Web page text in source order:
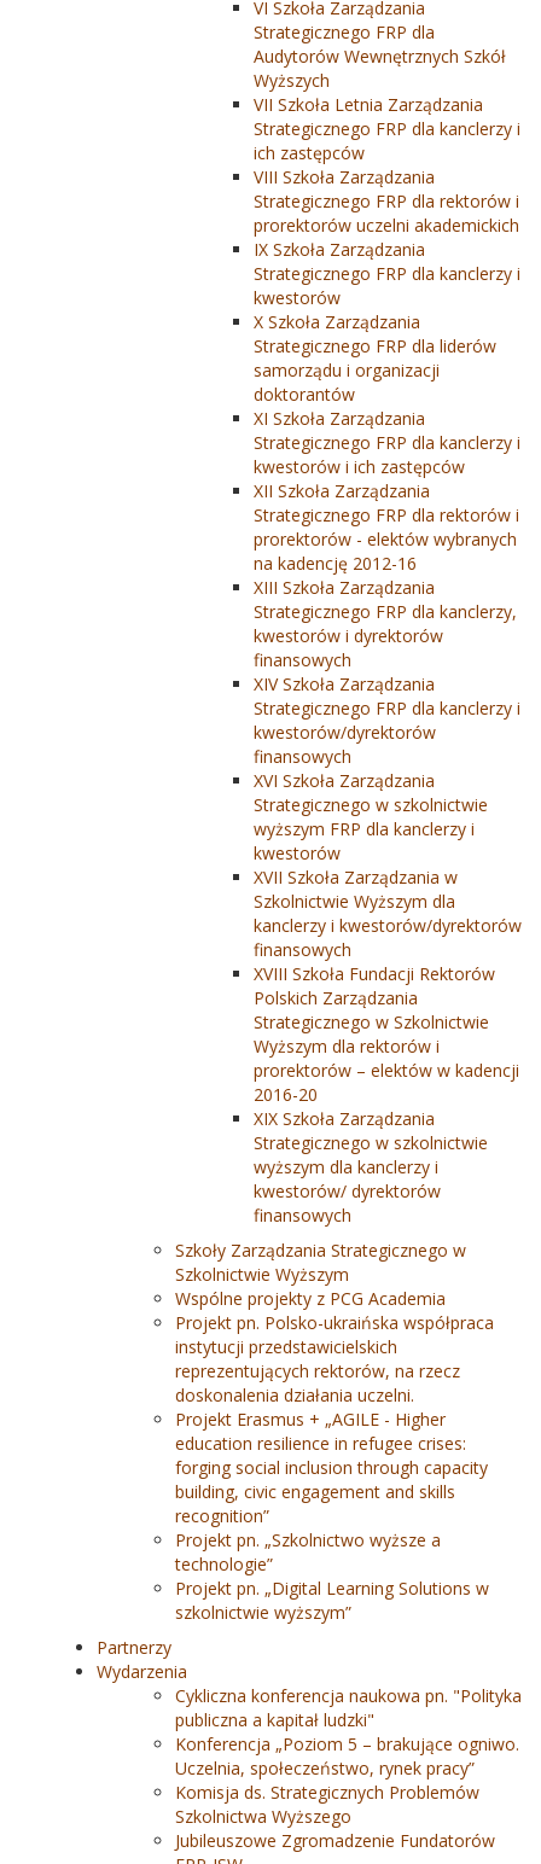
VI Szkoła Zarządzania
Strategicznego FRP dla
Audytorów Wewnętrznych Szkół
Wyższych
VII Szkoła Letnia Zarządzania
Strategicznego FRP dla kanclerzy i
ich zastępców
VIII Szkoła Zarządzania
Strategicznego FRP dla rektorów i
prorektorów uczelni akademickich
IX Szkoła Zarządzania
Strategicznego FRP dla kanclerzy i
kwestorów
X Szkoła Zarządzania
Strategicznego FRP dla liderów
samorządu i organizacji
doktorantów
XI Szkoła Zarządzania
Strategicznego FRP dla kanclerzy i
kwestorów i ich zastępców
XII Szkoła Zarządzania
Strategicznego FRP dla rektorów i
prorektorów - elektów wybranych
na kadencję 2012-16
XIII Szkoła Zarządzania
Strategicznego FRP dla kanclerzy,
kwestorów i dyrektorów
finansowych
XIV Szkoła Zarządzania
Strategicznego FRP dla kanclerzy i
kwestorów/dyrektorów
finansowych
XVI Szkoła Zarządzania
Strategicznego w szkolnictwie
wyższym FRP dla kanclerzy i
kwestorów
XVII Szkoła Zarządzania w
Szkolnictwie Wyższym dla
kanclerzy i kwestorów/dyrektorów
finansowych
XVIII Szkoła Fundacji Rektorów
Polskich Zarządzania
Strategicznego w Szkolnictwie
Wyższym dla rektorów i
prorektorów – elektów w kadencji
2016-20
XIX Szkoła Zarządzania
Strategicznego w szkolnictwie
wyższym dla kanclerzy i
kwestorów/ dyrektorów
finansowych
Szkoły Zarządzania Strategicznego w
Szkolnictwie Wyższym
Wspólne projekty z PCG Academia
Projekt pn. Polsko-ukraińska współpraca
instytucji przedstawicielskich
reprezentujących rektorów, na rzecz
doskonalenia działania uczelni.
Projekt Erasmus + „AGILE - Higher
education resilience in refugee crises:
forging social inclusion through capacity
building, civic engagement and skills
recognition”
Projekt pn. „Szkolnictwo wyższe a
technologie”
Projekt pn. „Digital Learning Solutions w
szkolnictwie wyższym”
Partnerzy
Wydarzenia
Cykliczna konferencja naukowa pn. "Polityka
publiczna a kapitał ludzki"
Konferencja „Poziom 5 – brakujące ogniwo.
Uczelnia, społeczeństwo, rynek pracy”
Komisja ds. Strategicznych Problemów
Szkolnictwa Wyższego
Jubileuszowe Zgromadzenie Fundatorów